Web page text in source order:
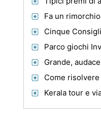
Parco giochi